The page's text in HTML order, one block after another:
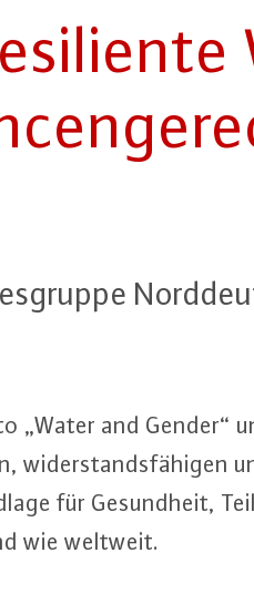
„Water and Gender“
wi­der­stands­fä­hi­gen
für Ge­sund­heit,
wie weltweit.